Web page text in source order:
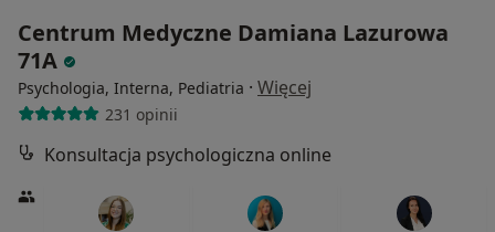
Centrum Medyczne Damiana Lazurowa
71A
Psychologia, Interna, Pediatria · Więcej
231 opinii
Konsultacja psychologiczna online